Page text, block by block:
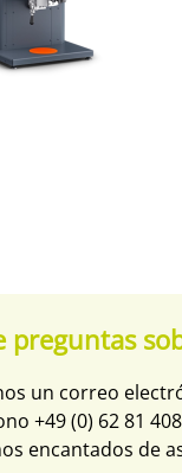
preguntas
un correo
+49 (0) 62 81
encantados de